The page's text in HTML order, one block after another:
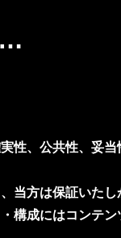
性、公共性、妥
方は保証いたし
成にはコンテン